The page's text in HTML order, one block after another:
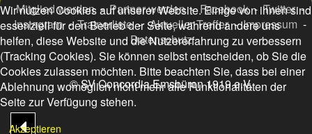
Mitglied werden-Partner werden-Facebook-Twitter-
Instagram-Trainerliste-Aktueller Treffer-Impressum -
Datenschutz
© SV Concordia Emsbüren 1919 e.V.
Wir nutzen Cookies auf unserer Website. Einige von ihnen sind
essenziell für den Betrieb der Seite, während andere uns
helfen, diese Website und die Nutzererfahrung zu verbessern
(Tracking Cookies). Sie können selbst entscheiden, ob Sie die
Cookies zulassen möchten. Bitte beachten Sie, dass bei einer
Ablehnung womöglich nicht mehr alle Funktionalitäten der
Seite zur Verfügung stehen.
Akzeptieren